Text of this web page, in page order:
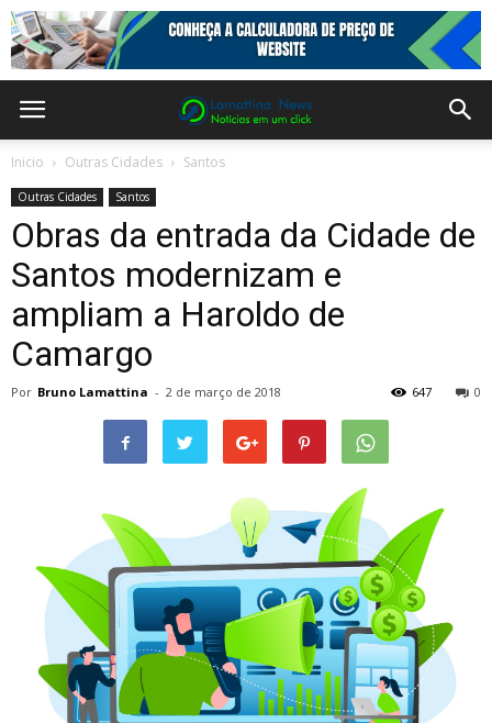
Inicio Outras Cidades Santos
Outras Cidades Santos
Obras da entrada da Cidade de
Santos modernizam e
ampliam a Haroldo de
Camargo
Por Bruno Lamattina - 2 de março de 2018 0
647